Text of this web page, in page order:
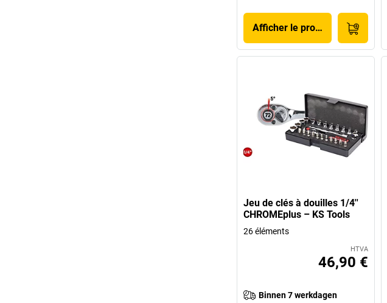
Afficher le produit
Jeu de clés à douilles 1/4''
CHROMEplus – KS Tools
26 éléments
HTVA
46,90 €
Binnen 7 werkdagen